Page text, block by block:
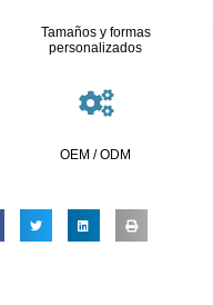
Tamaños y formas
personalizados
OEM / ODM